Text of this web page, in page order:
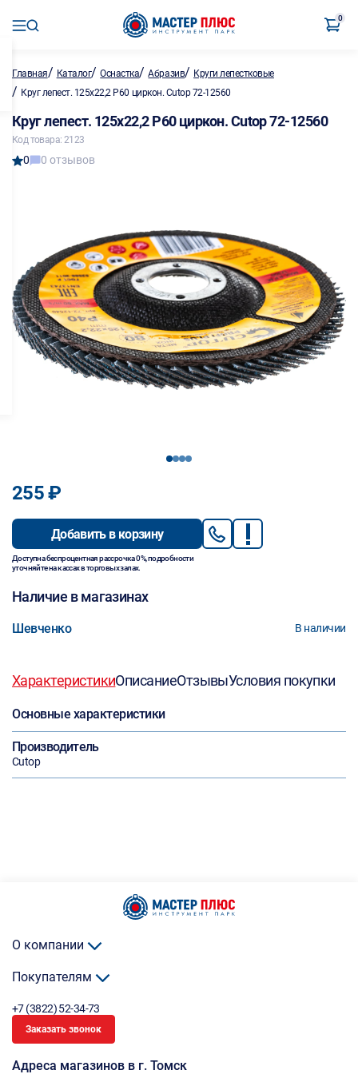
0
Главная/ Каталог/Оснастка/Абразив/ Круги лепестковые
/ Круг лепест. 125х22,2 Р60 циркон. Cutop 72-12560
Круг лепест. 125х22,2 Р60 циркон. Cutop 72-12560
Код товара: 2123
0 0 отзывов
1234
255 ₽
Добавить в корзину
Доступна беспроцентная рассрочка 0%, подробности
уточняйте на кассах в торговых залах.
Наличие в магазинах
Шевченко В наличии
ХарактеристикиОписаниеОтзывыУсловия покупки
Основные характеристики
Производитель
Cutop
О компании
Покупателям
+7 (3822) 52-34-73
Заказать звонок
Адреса магазинов в г. Томск